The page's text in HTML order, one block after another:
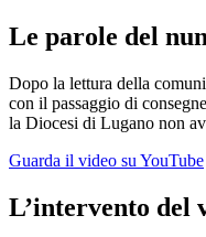
Le parole del
Dopo la lettura della
con il passaggio di
la Diocesi di Lugano non
Guarda il video su YouTube
L’intervento del